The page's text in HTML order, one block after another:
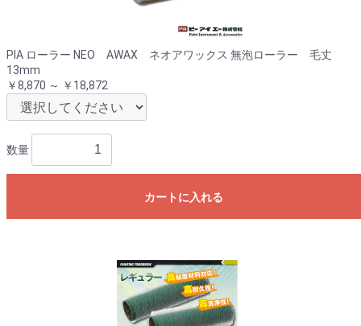
PIA ローラー NEO AWAX ネオアワックス 無泡ローラー 毛丈
13mm
￥8,870 ～ ￥18,872
数量
カートに入れる